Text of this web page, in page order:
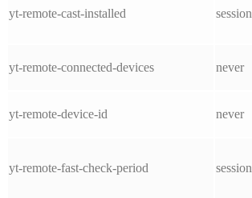
yt-remote-cast-installed session
yt-remote-connected-devices never
yt-remote-device-id never
yt-remote-fast-check-period session